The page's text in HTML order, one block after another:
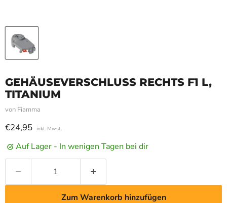
GEHÄUSEVERSCHLUSS RECHTS F1 L,
TITANIUM
von Fiamma
Aktueller Preis
€24,95 inkl. Mwst.
Auf Lager - In wenigen Tagen bei dir
Zum Warenkorb hinzufügen